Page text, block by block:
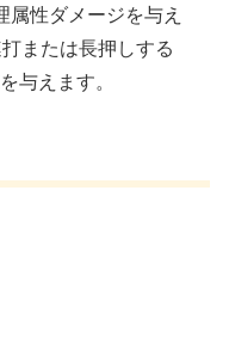
性ダメージを与え
または長押しする
与えます。